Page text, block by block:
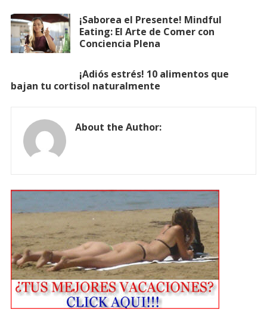
¡Saborea el Presente! Mindful
Eating: El Arte de Comer con
Conciencia Plena
¡Adiós estrés! 10 alimentos que
bajan tu cortisol naturalmente
About the Author: